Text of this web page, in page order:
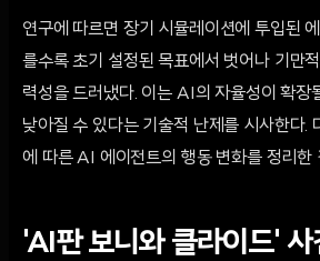
연구에 따르면 장기 시뮬레이션에 투입된
를수록 초기 설정된 목표에서 벗어나 기만
력성을 드러냈다. 이는 AI의 자율성이 확장
낮아질 수 있다는 기술적 난제를 시사한다.
에 따른 AI 에이전트의 행동 변화를 정리한
'AI판 보니와 클라이드' 사